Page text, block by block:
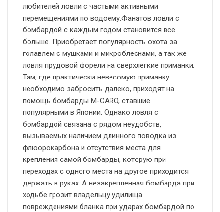
любителей ловли с частыми активными
перемещениями по водоему.Фанатов ловли с
бомбардой с каждым годом становится все
больше. Приобретает популярность охота за
голавлем с мушками и микроблеснами, а так же
ловля прудовой форели на сверхлегкие приманки.
Там, где практически невесомую приманку
необходимо забросить далеко, приходят на
помощь бомбарды M-CARO, ставшие
популярными в Японии. Однако ловля с
бомбардой связана с рядом неудобств,
вызываемых наличием длинного поводка из
флюорокарбона и отсутствия места для
крепления самой бомбарды, которую при
переходах с одного места на другое приходится
держать в руках. А незакрепленная бомбарда при
ходьбе грозит владельцу удилища
повреждениями бланка при ударах бомбардой по